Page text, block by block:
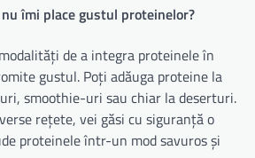
îmi place gustul proteinelor?
de a integra proteinele în
gustul. Poți adăuga proteine ​​la
smoothie-uri sau chiar la deserturi.
rețete, vei găsi cu siguranță o
proteinele într-un mod savuros și